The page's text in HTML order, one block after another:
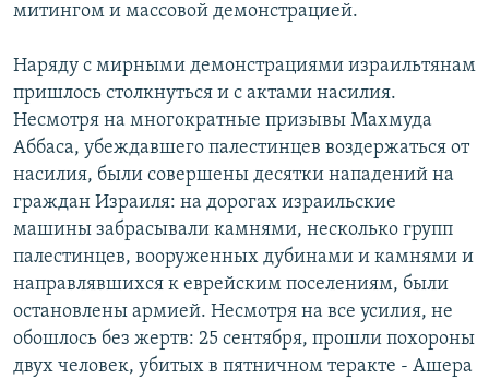
митингом и массовой демонстрацией.
Наряду с мирными демонстрациями израильтянам
пришлось столкнуться и с актами насилия.
Несмотря на многократные призывы Махмуда
Аббаса, убеждавшего палестинцев воздержаться от
насилия, были совершены десятки нападений на
граждан Израиля: на дорогах израильские
машины забрасывали камнями, несколько групп
палестинцев, вооруженных дубинами и камнями и
направлявшихся к еврейским поселениям, были
остановлены армией. Несмотря на все усилия, не
обошлось без жертв: 25 сентября, прошли похороны
двух человек, убитых в пятничном теракте - Ашера